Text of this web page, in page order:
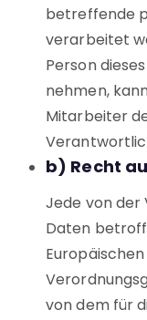
betreffende
verarbeitet
Person
nehmen,
Mitarbeiter
b) Recht
Jede von
Daten
von dem für